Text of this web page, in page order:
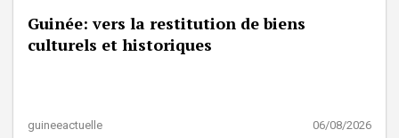
Guinée: vers la restitution de biens
culturels et historiques
guineeactuelle 06/08/2026